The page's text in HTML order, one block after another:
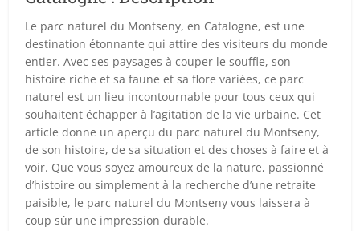
Le parc naturel du Montseny, en Catalogne, est une
destination étonnante qui attire des visiteurs du monde
entier. Avec ses paysages à couper le souffle, son
histoire riche et sa faune et sa flore variées, ce parc
naturel est un lieu incontournable pour tous ceux qui
souhaitent échapper à l’agitation de la vie urbaine. Cet
article donne un aperçu du parc naturel du Montseny,
de son histoire, de sa situation et des choses à faire et à
voir. Que vous soyez amoureux de la nature, passionné
d’histoire ou simplement à la recherche d’une retraite
paisible, le parc naturel du Montseny vous laissera à
coup sûr une impression durable.